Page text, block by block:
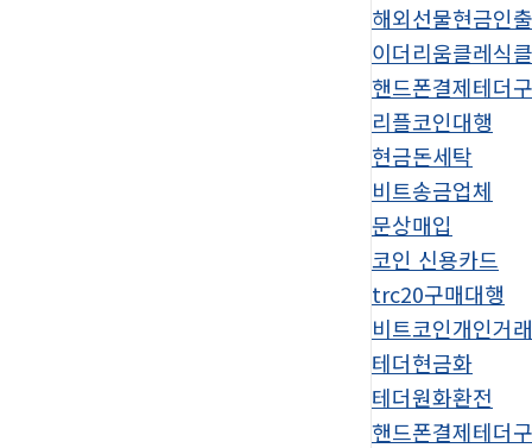
해외선물현금인출
이더리움클레식
핸드폰결제테더
리플코인대행
현금돈세탁
비트송금업체
문상매입
코인 신용카드
trc20구매대행
비트코인개인거래
테더현금화
테더원화환전
핸드폰결제테더